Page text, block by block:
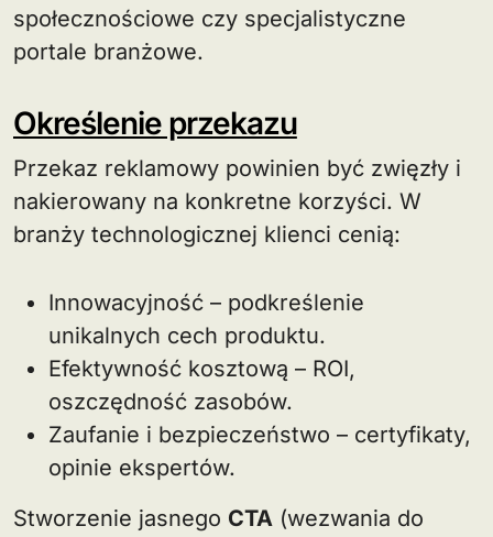
społecznościowe czy specjalistyczne
portale branżowe.
Określenie przekazu
Przekaz reklamowy powinien być zwięzły i
nakierowany na konkretne korzyści. W
branży technologicznej klienci cenią:
Innowacyjność – podkreślenie
unikalnych cech produktu.
Efektywność kosztową – ROI,
oszczędność zasobów.
Zaufanie i bezpieczeństwo – certyfikaty,
opinie ekspertów.
Stworzenie jasnego CTA (wezwania do